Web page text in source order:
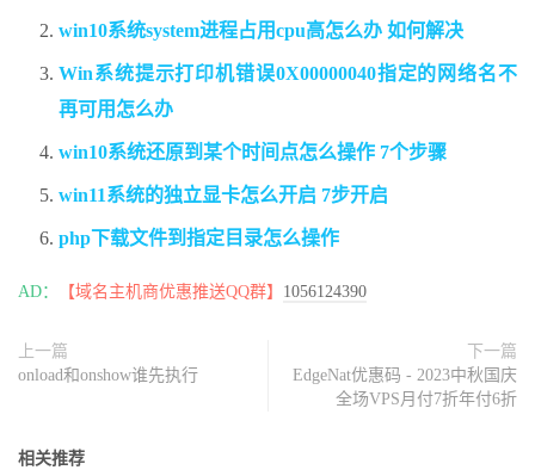
win10系统system进程占用cpu高怎么办 如何解决
Win系统提示打印机错误0X00000040指定的网络名不
再可用怎么办
win10系统还原到某个时间点怎么操作 7个步骤
win11系统的独立显卡怎么开启 7步开启
php下载文件到指定目录怎么操作
AD： 【域名主机商优惠推送QQ群】 1056124390
上一篇
onload和onshow谁先执行
下一篇
EdgeNat优惠码 - 2023中秋国庆
全场VPS月付7折年付6折
相关推荐